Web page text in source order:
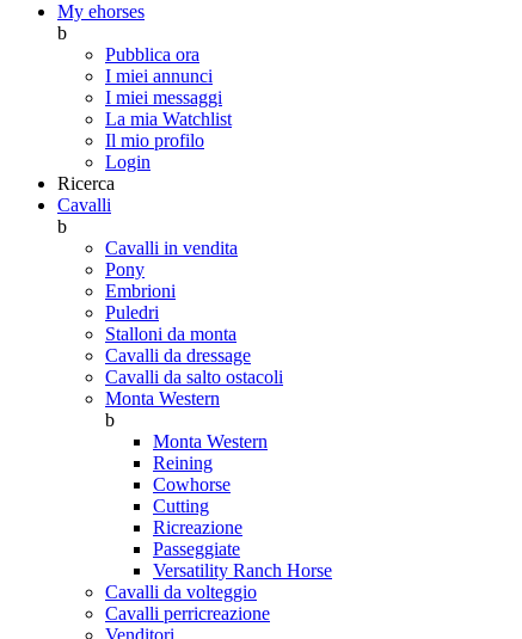
My ehorses
b
Pubblica ora
I miei annunci
I miei messaggi
La mia Watchlist
Il mio profilo
Login
Ricerca
Cavalli
b
Cavalli in vendita
Pony
Embrioni
Puledri
Stalloni da monta
Cavalli da dressage
Cavalli da salto ostacoli
Monta Western
b
Monta Western
Reining
Cowhorse
Cutting
Ricreazione
Passeggiate
Versatility Ranch Horse
Cavalli da volteggio
Cavalli perricreazione
Venditori